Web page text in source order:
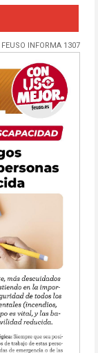
FEUSO INFORMA 1307